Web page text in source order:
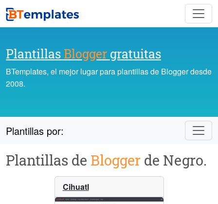
Plantillas Blogger gratuitas
BTemplates, el mejor lugar para plantillas de Blogger desde
2008.
Plantillas por:
Plantillas de Blogger de Negro.
Cihuatl